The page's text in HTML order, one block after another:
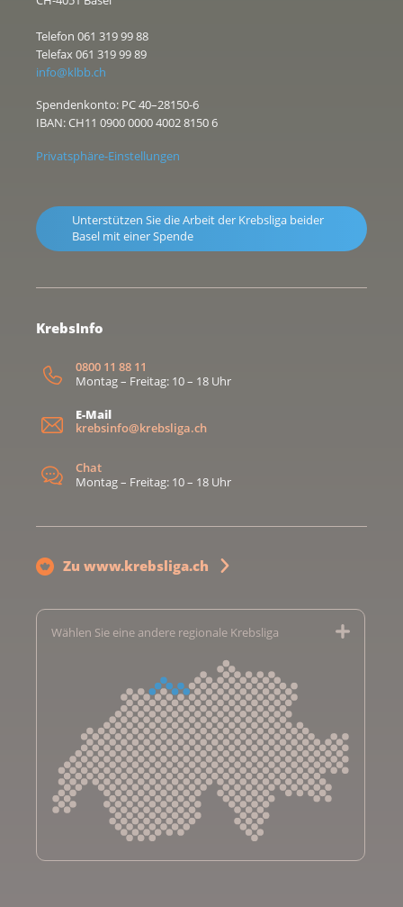
Telefon 061 319 99 88
Telefax 061 319 99 89
info@klbb.ch
Spendenkonto: PC 40–28150-6
IBAN: CH11 0900 0000 4002 8150 6
Privatsphäre-Einstellungen
Unterstützen Sie die Arbeit der Krebsliga beider
Basel mit einer Spende
KrebsInfo
0800 11 88 11
Montag – Freitag: 10 – 18 Uhr
E-Mail
krebsinfo@krebsliga.ch
Chat
Montag – Freitag: 10 – 18 Uhr
Zu www.krebsliga.ch
Wählen Sie eine andere regionale Krebsliga